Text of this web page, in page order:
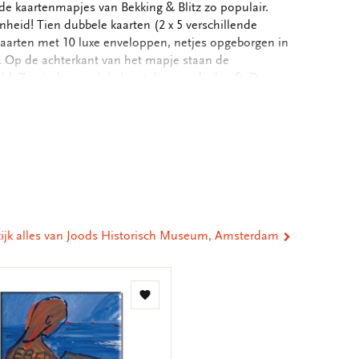
kaartenmapjes van Bekking & Blitz zo populair.
Tien dubbele kaarten (2 x 5 verschillende
met 10 luxe enveloppen, netjes opgeborgen in
de achterkant van het mapje staan de
Zo vindt u snel de kaart die u nodig heeft. De
zijn blanco. Alle ruimte dus voor uw persoonlijke
- Totale gewicht 175 gram
alles van Joods Historisch Museum, Amsterdam
Toevoegen